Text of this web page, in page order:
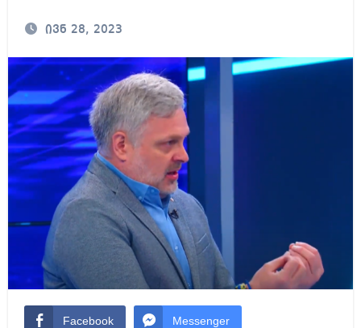
ივნ 28, 2023
Facebook Messenger